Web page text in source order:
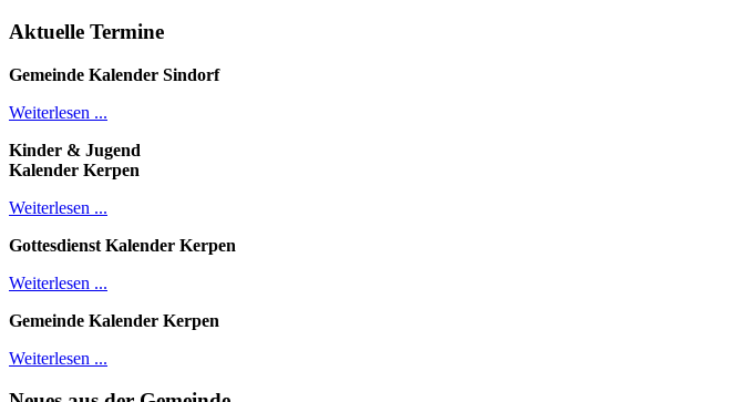
Aktuelle Termine
Gemeinde Kalender Sindorf
Weiterlesen ...
Kinder & Jugend
Kalender Kerpen
Weiterlesen ...
Gottesdienst Kalender Kerpen
Weiterlesen ...
Gemeinde Kalender Kerpen
Weiterlesen ...